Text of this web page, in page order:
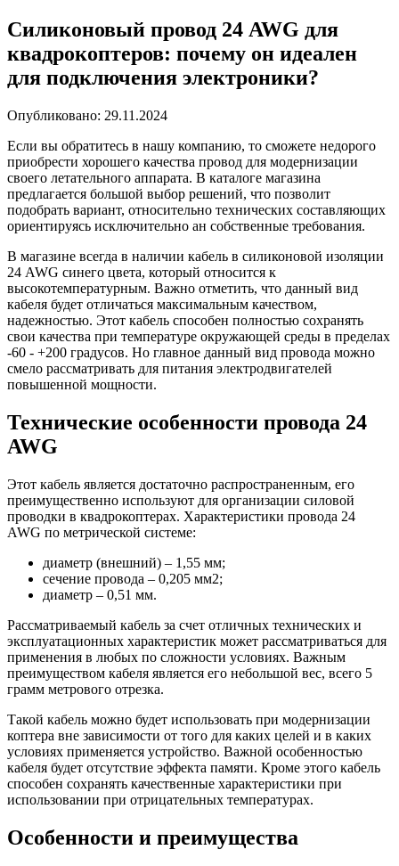
Силиконовый провод 24 AWG для
квадрокоптеров: почему он идеален
для подключения электроники?
Опубликовано: 29.11.2024
Если вы обратитесь в нашу компанию, то сможете недорого
приобрести хорошего качества провод для модернизации
своего летательного аппарата. В каталоге магазина
предлагается большой выбор решений, что позволит
подобрать вариант, относительно технических составляющих
ориентируясь исключительно ан собственные требования.
В магазине всегда в наличии кабель в силиконовой изоляции
24 AWG синего цвета, который относится к
высокотемпературным. Важно отметить, что данный вид
кабеля будет отличаться максимальным качеством,
надежностью. Этот кабель способен полностью сохранять
свои качества при температуре окружающей среды в пределах
-60 - +200 градусов. Но главное данный вид провода можно
смело рассматривать для питания электродвигателей
повышенной мощности.
Технические особенности провода 24
AWG
Этот кабель является достаточно распространенным, его
преимущественно используют для организации силовой
проводки в квадрокоптерах. Характеристики провода 24
AWG по метрической системе:
диаметр (внешний) – 1,55 мм;
сечение провода – 0,205 мм2;
диаметр – 0,51 мм.
Рассматриваемый кабель за счет отличных технических и
эксплуатационных характеристик может рассматриваться для
применения в любых по сложности условиях. Важным
преимуществом кабеля является его небольшой вес, всего 5
грамм метрового отрезка.
Такой кабель можно будет использовать при модернизации
коптера вне зависимости от того для каких целей и в каких
условиях применяется устройство. Важной особенностью
кабеля будет отсутствие эффекта памяти. Кроме этого кабель
способен сохранять качественные характеристики при
использовании при отрицательных температурах.
Особенности и преимущества